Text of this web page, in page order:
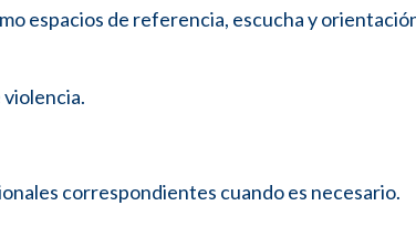
espacios de referencia, escucha y
correspondientes cuando es necesario.